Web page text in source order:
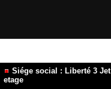
Siége social : Liberté 3
etage